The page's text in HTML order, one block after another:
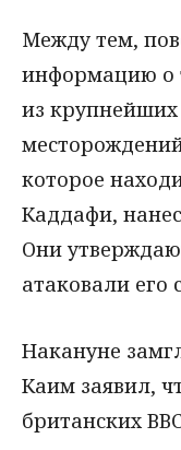
Между тем,
информацию о
из
которое
Каддафи,
Они
атаковали его
Накануне
Каим заявил,
британских